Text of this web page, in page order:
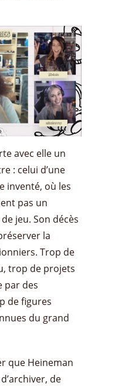
avec elle un
: celui d’une
inventé, où les
pas un
jeu. Son décès
la
Trop de
trop de projets
par des
de figures
du grand
que Heineman
de